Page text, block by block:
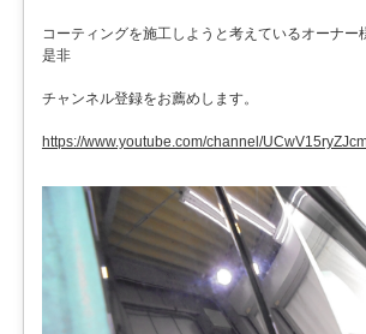
コーティングを施工しようと考えているオーナー
是非
チャンネル登録をお薦めします。
https://www.youtube.com/channel/